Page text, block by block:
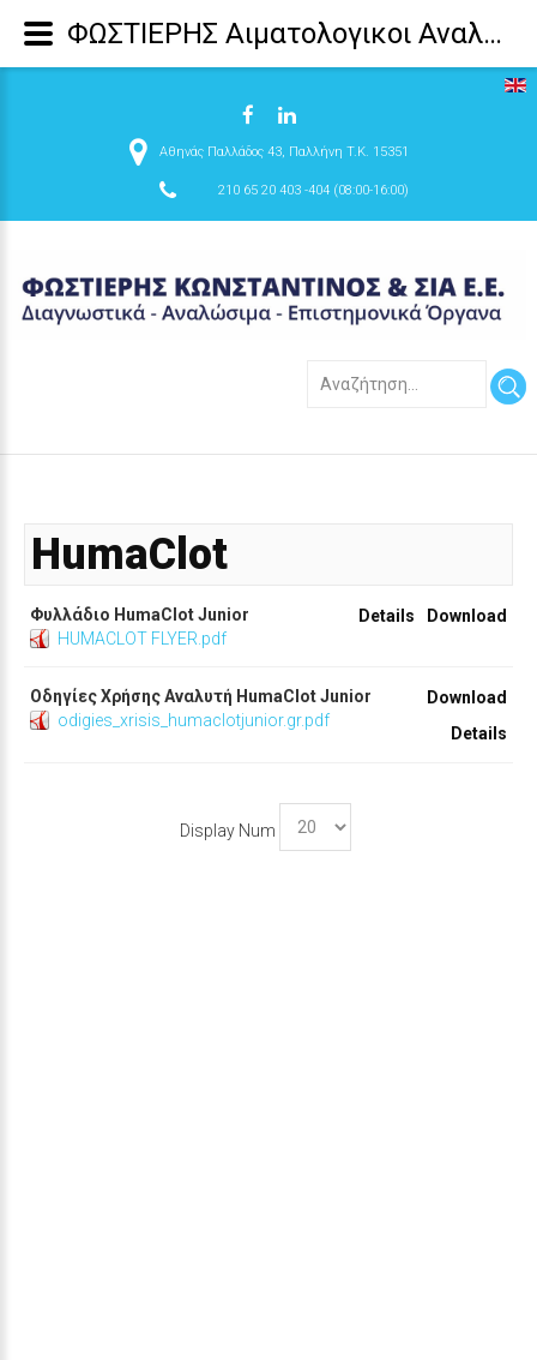
Αθηνάς Παλλάδος 43, Παλλήνη T.K. 15351
210 65 20 403 -404 (08:00-16:00)
HumaClot
Φυλλάδιο HumaClot Junior
HUMACLOT FLYER.pdf
Download
Details
Οδηγίες Χρήσης Αναλυτή HumaClot Junior
odigies_xrisis_humaclotjunior.gr.pdf
Download
Details
Display Num
ΦΩΣΤΙΕΡΗΣ Αιματολογικοι Αναλυτες, Βιοχημικοι Αναλυτες, Προθρομβινομετρα, Κτηνιατρικοι Αναλυτες, Αναλωσιμα μικροβιολογικου εργαστηριου, δημιουργια μικροβιολογικου εργαστηριου - HumaClot - HumaClot